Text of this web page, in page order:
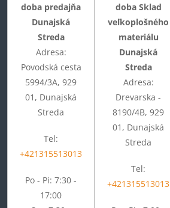
doba predajňa
Dunajská
Streda
Adresa:
Povodská cesta
5994/3A, 929
01, Dunajská
Streda
Tel:
+421315513013
Po - Pi: 7:30 -
17:00
doba Sklad
veľkoplošného
materiálu
Dunajská
Streda
Adresa:
Drevarska -
8190/4B, 929
01, Dunajská
Streda
Tel:
+421315513013